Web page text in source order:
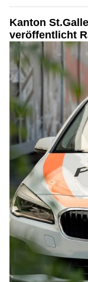
Kanton
veröffentlicht